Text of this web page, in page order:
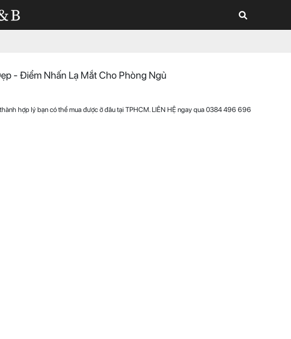
- Điểm Nhấn Lạ Mắt Cho Phòng Ngủ
hợp lý bạn có thể mua được ở đâu tại TPHCM. LIÊN HỆ ngay qua 0384 496 696